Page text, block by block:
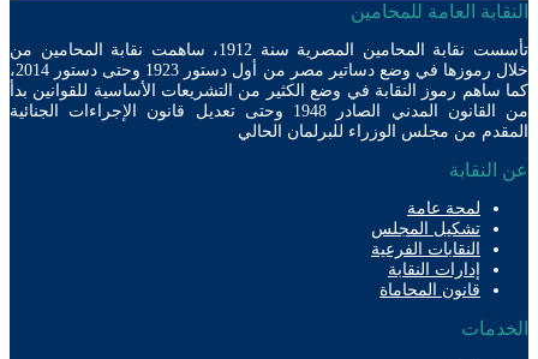
العامة للمحامين
تأسست نقابة المحامين المصرية سنة 1912، ساهمت نقابة المحامين من
خلال رموزها في وضع دساتير مصر من أول دستور 1923 وحتى دستور 2014،
رموز النقابة في وضع الكثير من التشريعات الأساسية للقوانين بدأ
من القانون المدني الصادر 1948 وحتى تعديل قانون الإجراءات الجنائية
من مجلس الوزراء للبرلمان الحالي
لمحة عامة
تشكيل المجلس
النقابات الفرعية
إدارات النقابة
قانون المحاماة